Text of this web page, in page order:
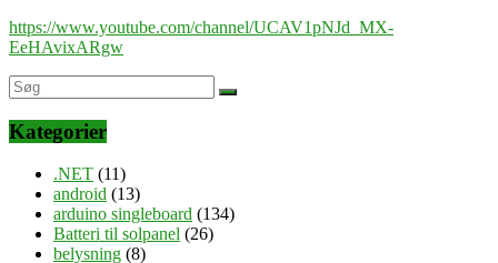
https://www.youtube.com/channel/UCAV1pNJd_MX-
EeHAvixARgw
Kategorier
.NET (11)
android (13)
arduino singleboard (134)
Batteri til solpanel (26)
belysning (8)